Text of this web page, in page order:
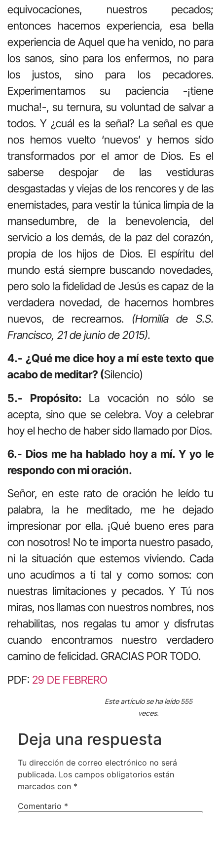
equivocaciones, nuestros pecados;
entonces hacemos experiencia, esa bella
experiencia de Aquel que ha venido, no para
los sanos, sino para los enfermos, no para
los justos, sino para los pecadores.
Experimentamos su paciencia -¡tiene
mucha!-, su ternura, su voluntad de salvar a
todos. Y ¿cuál es la señal? La señal es que
nos hemos vuelto ‘nuevos’ y hemos sido
transformados por el amor de Dios. Es el
saberse despojar de las vestiduras
desgastadas y viejas de los rencores y de las
enemistades, para vestir la túnica limpia de la
mansedumbre, de la benevolencia, del
servicio a los demás, de la paz del corazón,
propia de los hijos de Dios. El espíritu del
mundo está siempre buscando novedades,
pero solo la fidelidad de Jesús es capaz de la
verdadera novedad, de hacernos hombres
nuevos, de recrearnos. (Homilía de S.S.
Francisco, 21 de junio de 2015).
4.- ¿Qué me dice hoy a mí este texto que
acabo de meditar? (Silencio)
5.- Propósito: La vocación no sólo se
acepta, sino que se celebra. Voy a celebrar
hoy el hecho de haber sido llamado por Dios.
6.- Dios me ha hablado hoy a mí. Y yo le
respondo con mi oración.
Señor, en este rato de oración he leído tu
palabra, la he meditado, me he dejado
impresionar por ella. ¡Qué bueno eres para
con nosotros! No te importa nuestro pasado,
ni la situación que estemos viviendo. Cada
uno acudimos a ti tal y como somos: con
nuestras limitaciones y pecados. Y Tú nos
miras, nos llamas con nuestros nombres, nos
rehabilitas, nos regalas tu amor y disfrutas
cuando encontramos nuestro verdadero
camino de felicidad. GRACIAS POR TODO.
PDF: 29 DE FEBRERO
Este artículo se ha leído 555
veces.
Deja una respuesta
Tu dirección de correo electrónico no será
publicada. Los campos obligatorios están
marcados con *
Comentario *